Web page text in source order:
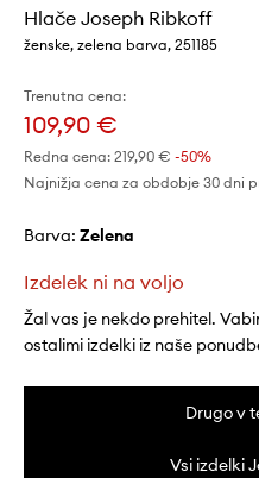
Hlače Joseph Ribkoff
ženske, zelena barva, 251185
Trenutna cena:
109,90 €
Redna cena: 219,90 € -50%
Najnižja cena za obdobje 30 dni
Barva: zelena
Izdelek ni na voljo
Žal vas je nekdo prehitel.
ostalimi izdelki iz naše
Drugo v
Vsi izdelki